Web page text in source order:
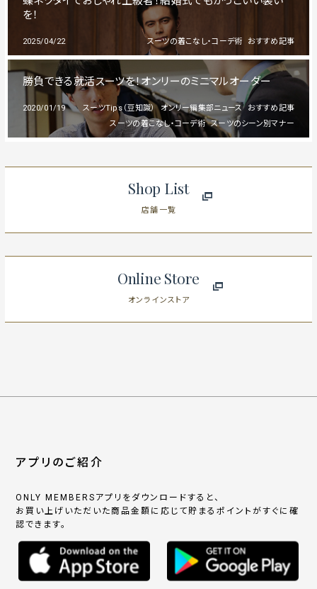
を！
2025/04/22 おすすめ記事
スーツの着こなし・コーデ術
勝負できる就活スーツを！オンリーのミニマルオーダー
2020/01/19 おすすめ記事
オンリー編集部ニュース
スーツTips（豆知識）
スーツのシーン別マナー
スーツの着こなし・コーデ術
Shop List
店舗一覧
Online Store
オンラインストア
アプリのご紹介
ONLY MEMBERSアプリをダウンロードすると、
お買い上げいただいた商品金額に応じて貯まるポイントがすぐに確
認できます。